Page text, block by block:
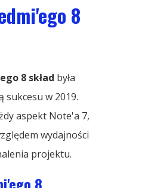
8
8 skład była
sukcesu w 2019.
aspekt Note'a 7,
wydajności
projektu.